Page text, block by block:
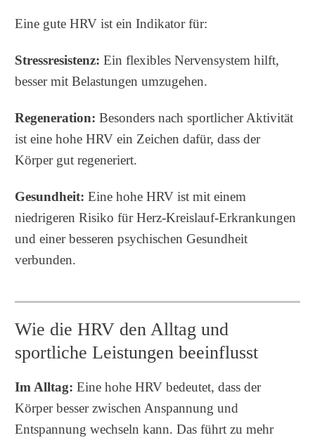
Eine gute HRV ist ein Indikator für:
Stressresistenz: Ein flexibles Nervensystem hilft,
besser mit Belastungen umzugehen.
Regeneration: Besonders nach sportlicher Aktivität
ist eine hohe HRV ein Zeichen dafür, dass der
Körper gut regeneriert.
Gesundheit: Eine hohe HRV ist mit einem
niedrigeren Risiko für Herz-Kreislauf-Erkrankungen
und einer besseren psychischen Gesundheit
verbunden.
Wie die HRV den Alltag und
sportliche Leistungen beeinflusst
Im Alltag: Eine hohe HRV bedeutet, dass der
Körper besser zwischen Anspannung und
Entspannung wechseln kann. Das führt zu mehr